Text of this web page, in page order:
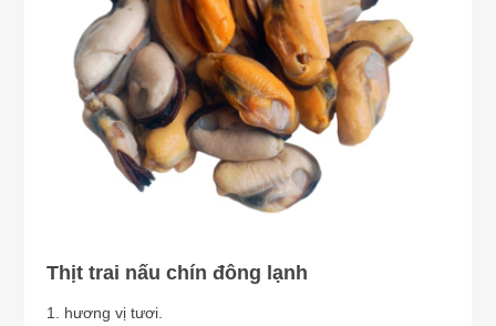
Thịt trai nấu chín đông lạnh
1. hương vị tươi.